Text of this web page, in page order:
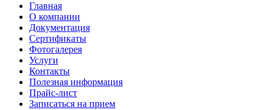
Главная
О компании
Документация
Сертификаты
Фотогалерея
Услуги
Контакты
Полезная информация
Прайс-лист
Записаться на прием